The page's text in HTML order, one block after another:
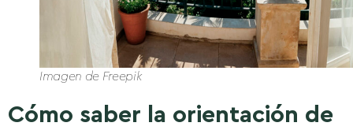
Imagen de Freepik
Cómo saber la orientación de